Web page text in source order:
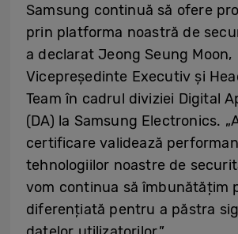
Samsung continuă să ofere
prin platforma noastră de
a declarat Jeong Seung Moon,
Vicepreședinte Executiv și
Team în cadrul diviziei Digital
(DA) la Samsung Electronics.
certificare validează
tehnologiilor noastre de
vom continua să îmbunătățim
diferențiată pentru a păstra